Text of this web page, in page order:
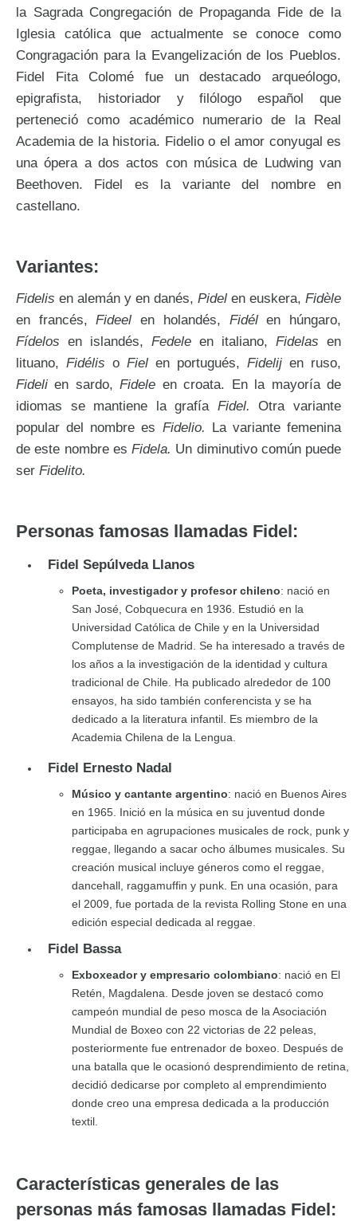
la Sagrada Congregación de Propaganda Fide de la
Iglesia católica que actualmente se conoce como
Congragación para la Evangelización de los Pueblos.
Fidel Fita Colomé fue un destacado arqueólogo,
epigrafista, historiador y filólogo español que
perteneció como académico numerario de la Real
Academia de la historia. Fidelio o el amor conyugal es
una ópera a dos actos con música de Ludwing van
Beethoven. Fidel es la variante del nombre en
castellano.
Variantes:
Fidelis en alemán y en danés, Pidel en euskera, Fidèle
en francés,Fideel en holandés, Fidélen húngaro,
Fídelos en islandés, Fedele en italiano, Fidelas en
lituano, Fidélis o Fiel en portugués, Fidelij en ruso,
Fideli en sardo,Fidele en croata. En la mayoría de
idiomas se mantiene la grafía Fidel. Otra variante
popular del nombre es Fidelio. La variante femenina
de este nombre es Fidela. Un diminutivo común puede
ser Fidelito.
Personas famosas llamadas Fidel:
Fidel Sepúlveda Llanos
Poeta, investigador y profesor chileno: nació en
San José, Cobquecura en 1936. Estudió en la
Universidad Católica de Chile y en la Universidad
Complutense de Madrid. Se ha interesado a través de
los años a la investigación de la identidad y cultura
tradicional de Chile. Ha publicado alrededor de 100
ensayos, ha sido también conferencista y se ha
dedicado a la literatura infantil. Es miembro de la
Academia Chilena de la Lengua.
Fidel Ernesto Nadal
Músico y cantante argentino: nació en Buenos Aires
en 1965. Inició en la música en su juventud donde
participaba en agrupaciones musicales de rock, punk y
reggae, llegando a sacar ocho álbumes musicales. Su
creación musical incluye géneros como el reggae,
dancehall, raggamuffin y punk. En una ocasión, para
el 2009, fue portada de la revista Rolling Stone en una
edición especial dedicada al reggae.
Fidel Bassa
Exboxeador y empresario colombiano: nació en El
Retén, Magdalena. Desde joven se destacó como
campeón mundial de peso mosca de la Asociación
Mundial de Boxeo con 22 victorias de 22 peleas,
posteriormente fue entrenador de boxeo. Después de
una batalla que le ocasionó desprendimiento de retina,
decidió dedicarse por completo al emprendimiento
donde creo una empresa dedicada a la producción
textil.
Características generales de las
personas más famosas llamadas Fidel: